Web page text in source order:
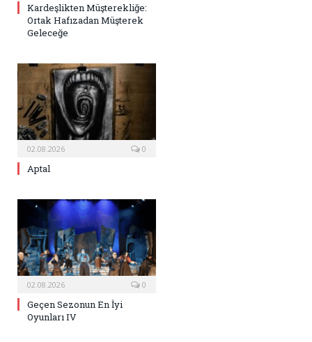
Kardeşlikten Müşterekliğe:
Ortak Hafızadan Müşterek
Geleceğe
02.08.2026 0
Aptal
02.08.2026 0
Geçen Sezonun En İyi
Oyunları IV